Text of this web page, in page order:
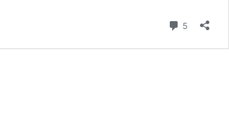
5 komentářů